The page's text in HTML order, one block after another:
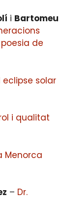
i Bartomeu
de
eclipse solar
i qualitat
Menorca
– Dr.